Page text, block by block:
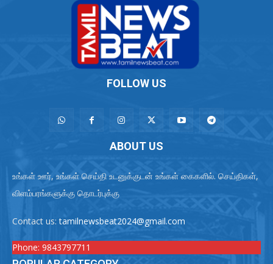
FOLLOW US
ABOUT US
உங்கள் ஊர், உங்கள் செய்தி உடனுக்குடன் உங்கள் கைகளில். செய்திகள்,
விளம்பரங்களுக்கு தொடர்புக்கு
Contact us:tamilnewsbeat2024@gmail.com
Phone: 9843797711